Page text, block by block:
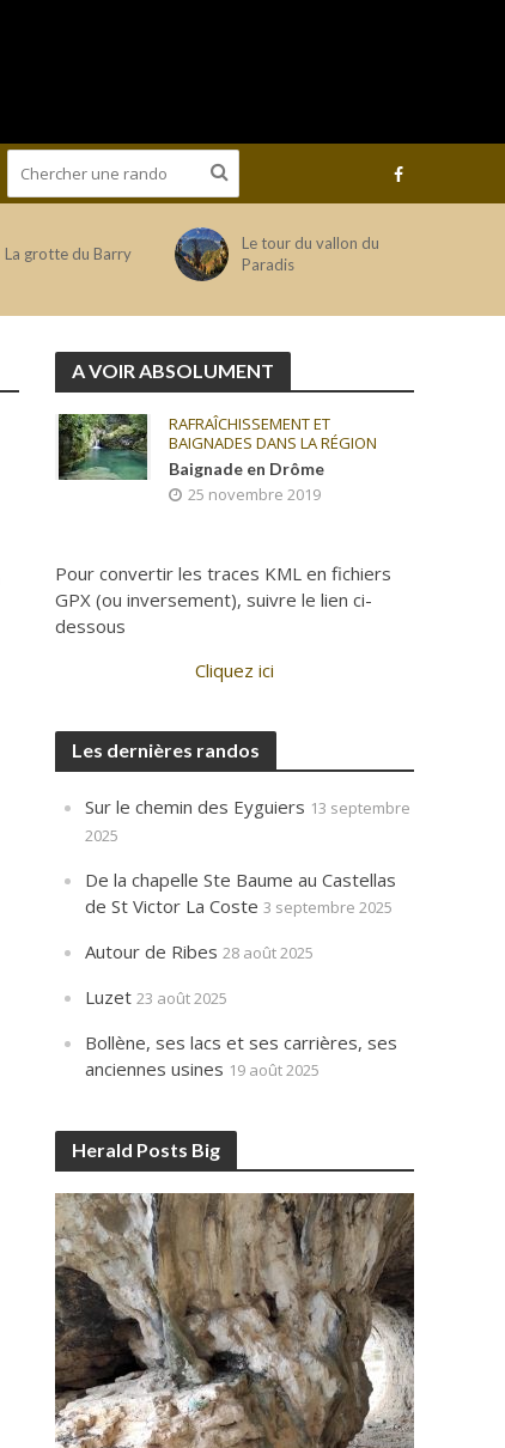
La grotte du Barry
Le tour du vallon du
Paradis
A VOIR ABSOLUMENT
RAFRAÎCHISSEMENT ET
BAIGNADES DANS LA RÉGION
Baignade en Drôme
25 novembre 2019
Pour convertir les traces KML en fichiers
GPX (ou inversement), suivre le lien ci-
dessous
Cliquez ici
Les dernières randos
Sur le chemin des Eyguiers 13 septembre
2025
De la chapelle Ste Baume au Castellas
de St Victor La Coste 3 septembre 2025
Autour de Ribes 28 août 2025
Luzet 23 août 2025
Bollène, ses lacs et ses carrières, ses
anciennes usines 19 août 2025
Herald Posts Big